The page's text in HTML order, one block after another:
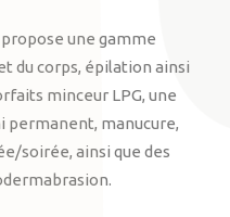
propose une gamme
du corps, épilation ainsi
minceur LPG, une
permanent, manucure,
soirée, ainsi que des